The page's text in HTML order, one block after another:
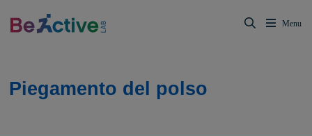
Piegamento del polso